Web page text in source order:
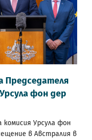
Председателя
фон дер
Урсула фон
в Австралия в